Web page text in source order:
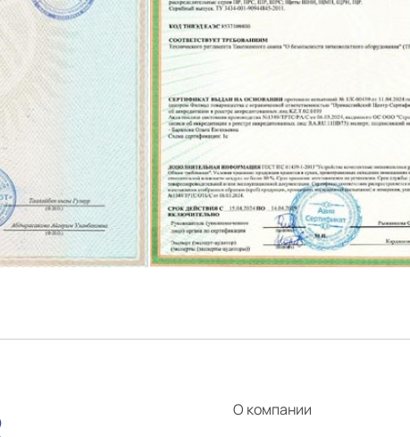
О компании